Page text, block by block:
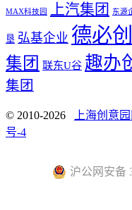
MAX科技园 上汽集团 东源
垦 弘基企业 德必
集团 联东U谷 趣办
集团
© 2010-2026 上海创意
号-4
沪公网安备